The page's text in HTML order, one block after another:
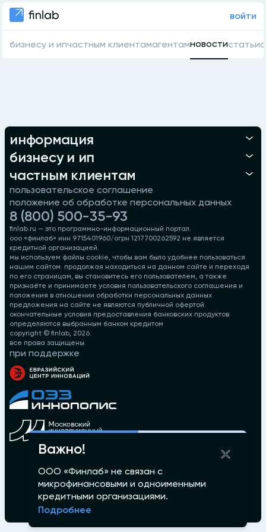
войти
бизнесу и ипчастным клиентамагентамновостистатьи
информация
бизнесу и ип
частным клиентам
пользовательское соглашение
положение об обработке персональных данных
8 (800) 500-35-93
finlab.ru — это программно-информационный портал.
ооо «финлаб» инн 9715401960/огрн 1217700262592 не является
кредитной организацией.
мы используем файлы cookie, чтобы вам было удобнее пользоваться
нашим сайтом. продолжая находиться на данном сайте и переходя
по его страницам, вы становитесь его пользователем, а также
признаёте и принимаете условия пользовательского соглашения и
положения в отношении обработки персональных данных
предложения на сайте не являются публичной офертой.
окончательные условия предоставления банковских продуктов
определяются выбранным банком кредитом
copyright © finlab, 2026.
все права защищены.
при поддержке
Важно!
ООО «Финлаб» не связан с
микрофинансовыми и одноименными
кредитными организациями.
Подробнее